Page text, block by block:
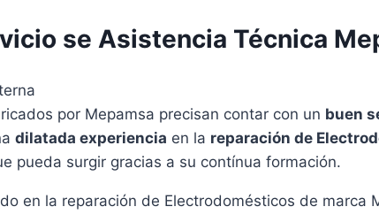
se Asistencia Técnica
por Mepamsa precisan contar con un buen
dilatada experiencia en la reparación de
pueda surgir gracias a su contínua formación.
en la reparación de Electrodomésticos de